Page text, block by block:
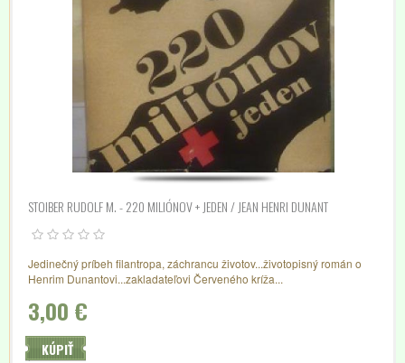
STOIBER RUDOLF M. - 220 MILIÓNOV + JEDEN / JEAN HENRI DUNANT
Jedinečný príbeh filantropa, záchrancu životov...životopisný román o
Henrim Dunantovi...zakladateľovi Červeného kríža...
3,00 €
KÚPIŤ